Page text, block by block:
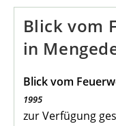
Blick vom
in
Blick vom
1995
zur Verfügung